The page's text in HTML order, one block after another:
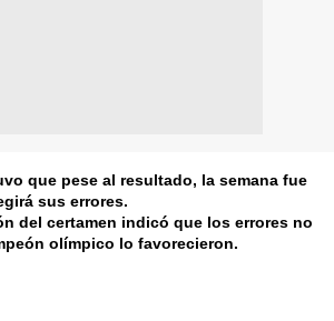
que pese al resultado, la semana fue
sus errores.
del certamen indicó que los errores no
olímpico lo favorecieron.